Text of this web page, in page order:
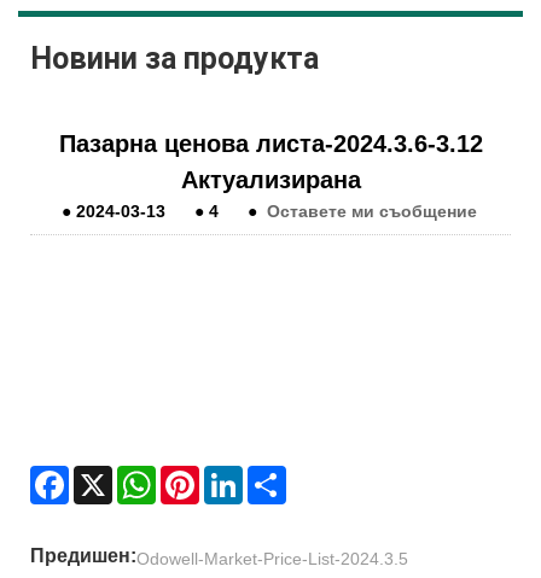
Новини за продукта
Пазарна ценова листа-2024.3.6-3.12
Актуализирана
●2024-03-13 ●4 ● Оставете ми съобщение
Facebook
X WhatsAppPinterestLinkedIn
Предишен:Odowell-Market-Price-List-2024.3.5